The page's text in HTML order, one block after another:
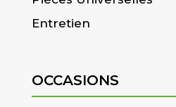
Entretien
OCCASIONS